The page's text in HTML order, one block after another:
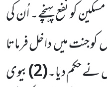
کو نفع پہنچے۔ اُن کی
کو جنت میں داخل فرماتا
حکم دیا۔(2)
بیوی